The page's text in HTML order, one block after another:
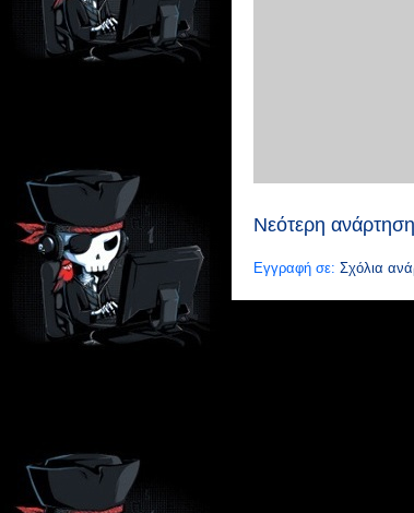
Νεότερη ανάρτηση
Εγγραφή σε: Σχόλια